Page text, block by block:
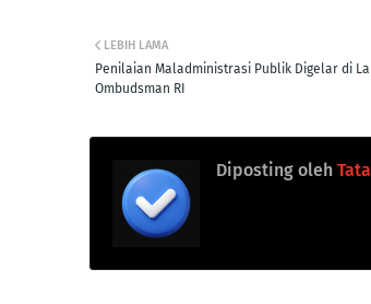
LEBIH LAMA
Penilaian Maladministrasi Publik Digelar di
Ombudsman RI
Diposting oleh